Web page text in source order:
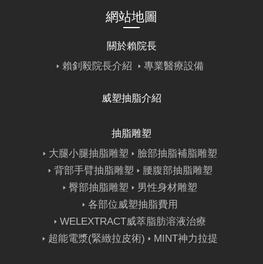
網站地圖
關於賴院長
賴釗毅院長介紹
專業醫療設備
威塑抽脂介紹
抽脂雕塑
大腿小腿抽脂雕塑
臉部抽脂補脂雕塑
背部手臂抽脂雕塑
腰腹部抽脂雕塑
臀部抽脂雕塑
男性身材雕塑
各部位威塑抽脂費用
WELEXTRACT威萃脂肪溶液治療
超能電漿(緊緻拉皮術)
MINT神力拉提